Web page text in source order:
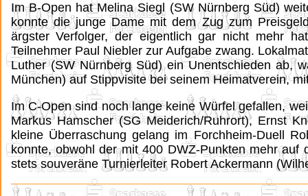
Im B-Open hat Melina Siegl (SW Nürnberg Süd)
konnte die junge Dame mit dem Zug zum
ärgster Verfolger, der eigentlich gar nicht mehr
Teilnehmer Paul Niebler zur Aufgabe zwang.
Luther (SW Nürnberg Süd) ein Unentschieden ab,
München) auf Stippvisite bei seinem Heimatverein,
Im C-Open sind noch lange keine Würfel gefallen,
Markus Hamscher (SG Meiderich/Ruhrort), Ernst
kleine Überraschung gelang im Forchheim-Duell
konnte, obwohl der mit 400 DWZ-Punkten mehr
stets souveräne Turnierleiter Robert Ackermann